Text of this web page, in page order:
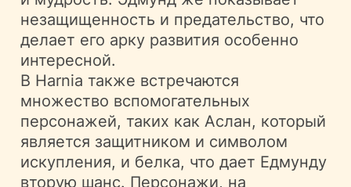
незащищенность и предательство, что
делает его арку развития особенно
интересной.
В Нarnia также встречаются
множество вспомогательных
персонажей, таких как Аслан, который
является защитником и символом
искупления, и белка, что дает Едмунду
вторую шанс. Персонажи, на